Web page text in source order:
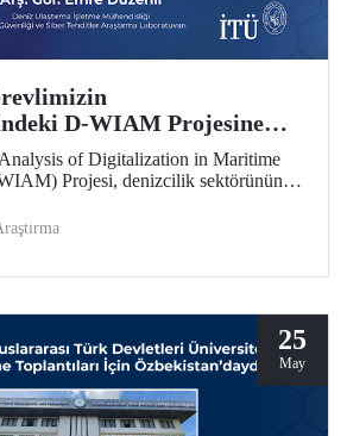
D-WIAM Projesine
of Digitalization in Maritime
Projesi, denizcilik sektörünün
Üniversiteleri Birliği (IAMU)
Düzenli yürütecek.
25
May